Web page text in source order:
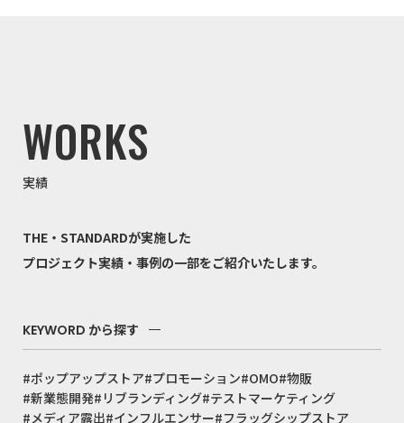
WORKS
実績
THE・STANDARDが実施した
プロジェクト実績・事例の一部をご紹介いたします。
KEYWORD から探す
#ポップアップストア#プロモーション#OMO#物販
#新業態開発#リブランディング#テストマーケティング
#メディア露出#インフルエンサー#フラッグシップストア